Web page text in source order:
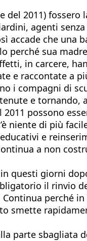
2011) fossero
agenti senza
accade che una
perché sua
in carcere,
e raccontate a
i compagni di
e tornando,
possono
niente di più
e
a non
questi giorni
il rinvio
perché
smette
parte sbagliata